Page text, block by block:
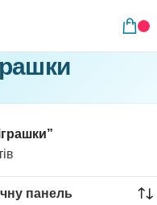
панель